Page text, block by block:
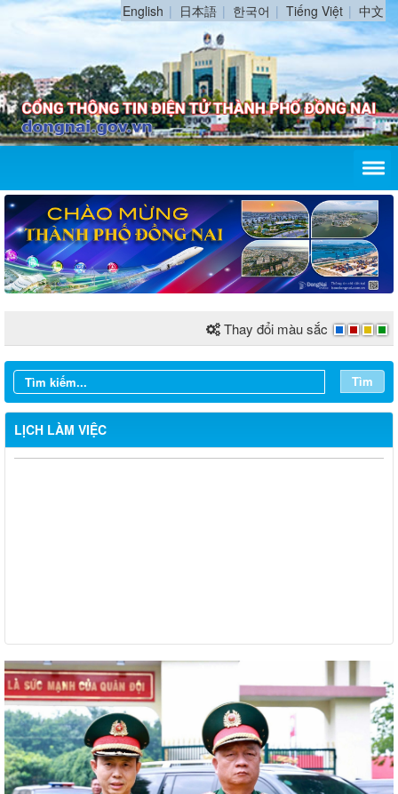
English 日本語 한국어 Tiếng Việt 中文
Thay đổi màu sắc
Tìm
LỊCH LÀM VIỆC
Từ ngày 03/8/2026 đến ngày 09/8/2026